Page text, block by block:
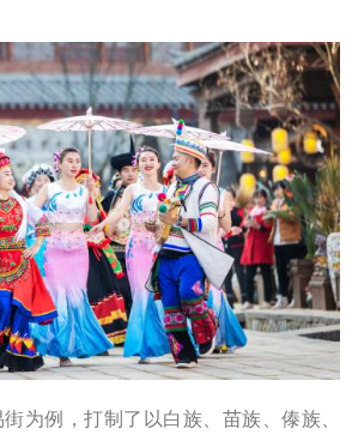
例，打制了以白族、苗族、傣族、